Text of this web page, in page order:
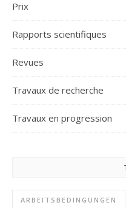
Prix
Rapports scientifiques
Revues
Travaux de recherche
Travaux en progression
ARBEITSBEDINGUNGEN